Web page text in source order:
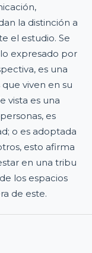
la distinción a
el estudio. Se
expresado por
es una
viven en su
vista es una
es
o es adoptada
esto afirma
en una tribu
los espacios
de este.